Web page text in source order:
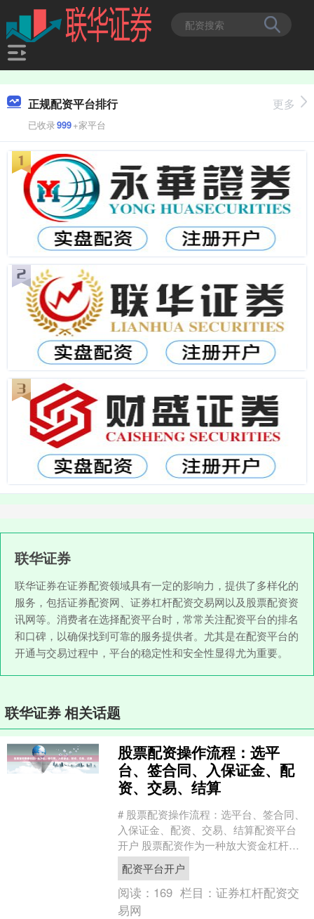
正规配资平台排行
已收录999+家平台
更多
联华证券
联华证券在证券配资领域具有一定的影响力，提供了多样化的
服务，包括证券配资网、证券杠杆配资交易网以及股票配资资
讯网等。消费者在选择配资平台时，常常关注配资平台的排名
和口碑，以确保找到可靠的服务提供者。尤其是在配资平台的
开通与交易过程中，平台的稳定性和安全性显得尤为重要。
联华证券 相关话题
股票配资操作流程：选平
台、签合同、入保证金、配
资、交易、结算
# 股票配资操作流程：选平台、签合同、
入保证金、配资、交易、结算配资平台
开户 股票配资作为一种放大资金杠杆的
投资方式，近年来受到不少投资者的关
注。对于初次接触配....
配资平台开户
阅读： 169 栏目：证券杠杆配资交
易网